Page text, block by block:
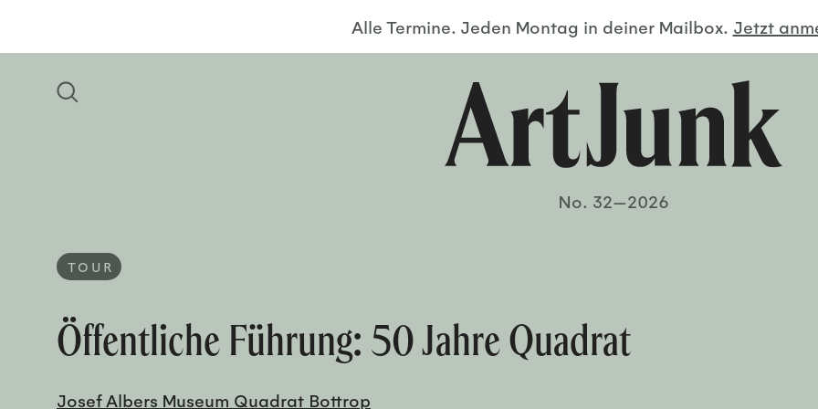
Alle Termine. Jeden Montag in deiner Mailbox. Jetzt
No. 32—2026
TOUR
Öffentliche Führung: 50 Jahre Quadrat
Josef Albers Museum Quadrat Bottrop